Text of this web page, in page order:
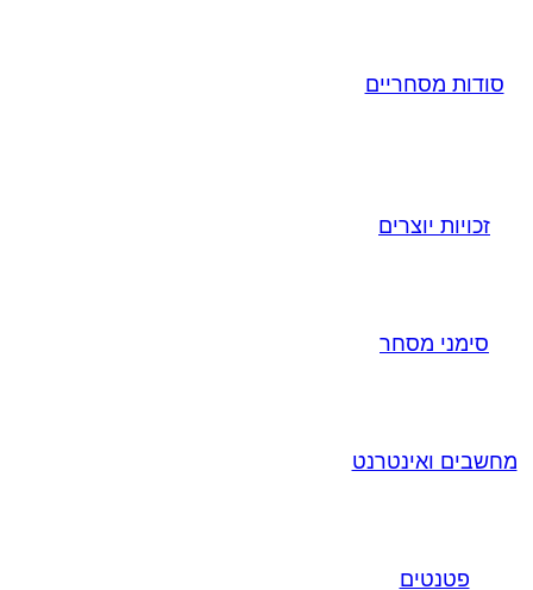
סודות מסחריים
זכויות יוצרים
סימני מסחר
מחשבים ואינטרנט
פטנטים